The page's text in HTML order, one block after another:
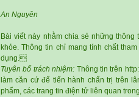
An Nguyên
Bài viết này nhằm chia sẻ những
khỏe. Thông tin chỉ mang tính chất
dụng.
Tuyên bố trách nhiệm: Thông tin trên
làm căn cứ để tiến hành chẩn trị trên
phẩm, các trang tin điện tử liên quan